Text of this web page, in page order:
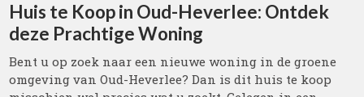
Huis te Koop in Oud-Heverlee: Ontdek
deze Prachtige Woning
Bent u op zoek naar een nieuwe woning in de groene
omgeving van Oud-Heverlee? Dan is dit huis te koop